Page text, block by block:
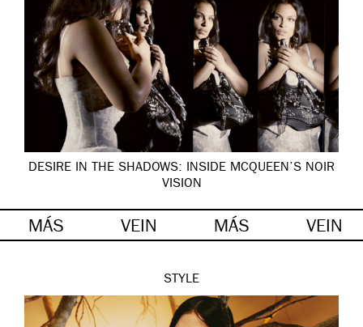
DESIRE IN THE SHADOWS: INSIDE MCQUEEN’S NOIR
VISION
MÁS VEIN MÁS VEIN
STYLE